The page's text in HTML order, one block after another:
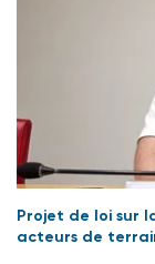
Projet de loi sur
acteurs de